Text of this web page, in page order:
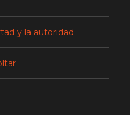
y la autoridad